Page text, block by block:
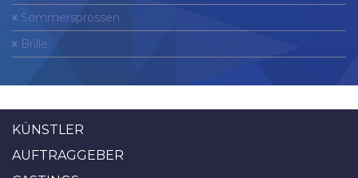
Sommersprossen
Brille
KÜNSTLER
AUFTRAGGEBER